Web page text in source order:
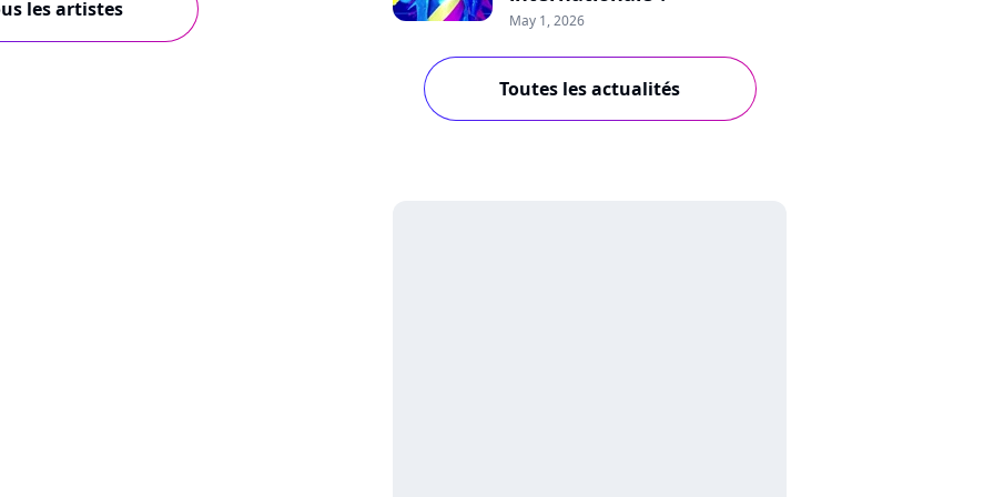
les artistes May 1, 2026
Toutes les actualités